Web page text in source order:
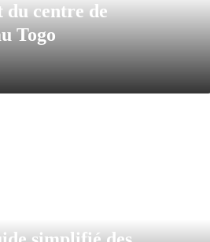
du centre de
Togo